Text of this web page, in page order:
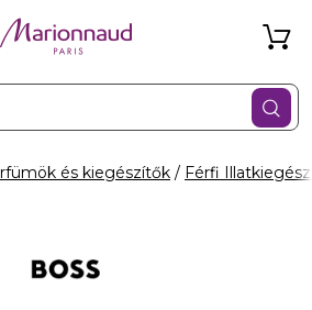
és kiegészítők Férfi